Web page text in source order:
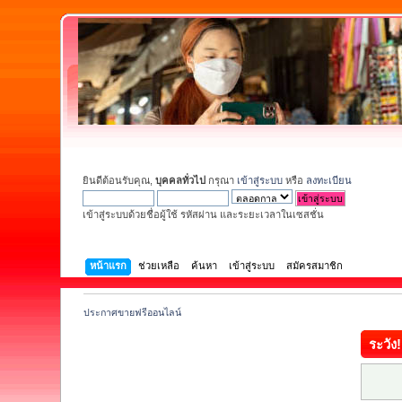
ยินดีต้อนรับคุณ,บุคคลทั่วไป กรุณา เข้าสู่ระบบ หรือ ลงทะเบียน
เข้าสู่ระบบด้วยชื่อผู้ใช้ รหัสผ่าน และระยะเวลาในเซสชั่น
หน้าแรก ช่วยเหลือ ค้นหา เข้าสู่ระบบ สมัครสมาชิก
ประกาศขายฟรีออนไลน์
ระวัง!